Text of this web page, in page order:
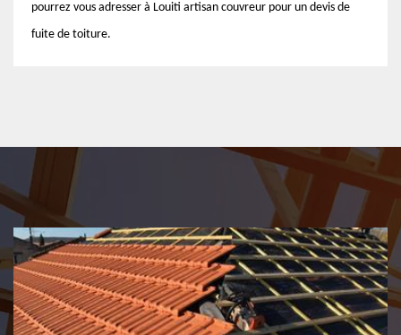
pourrez vous adresser à Louiti artisan couvreur pour un devis de
fuite de toiture.